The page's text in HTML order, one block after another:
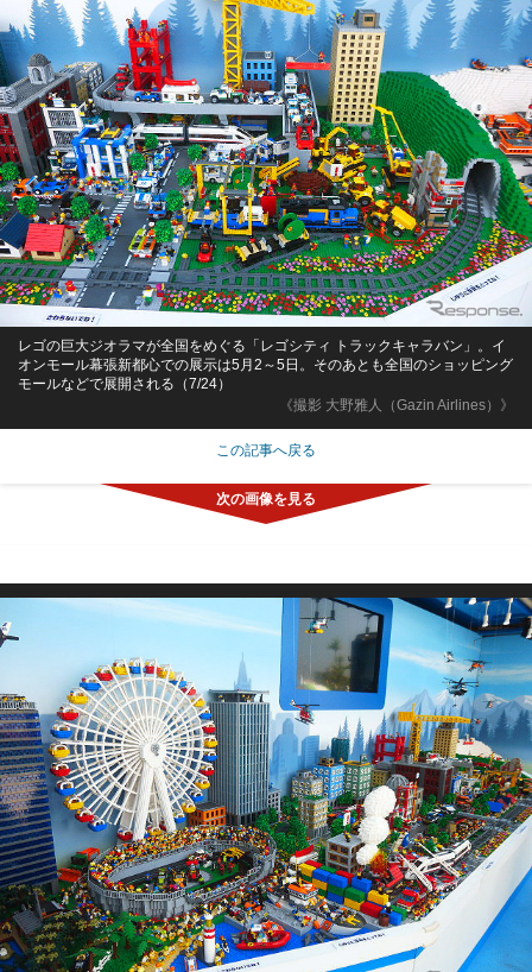
《撮影 大野雅人（Gazin Airlines）》
レゴの巨大ジオラマが全国をめぐる「レゴシティ トラックキャラバン」。イ
オンモール幕張新都心での展示は5月2～5日。そのあとも全国のショッピング
モールなどで展開される（7/24）
この記事へ戻る